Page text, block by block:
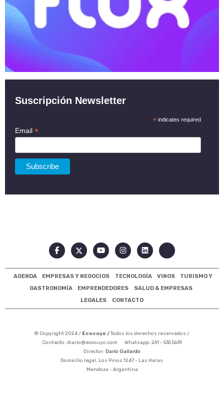
Suscripción Newsletter
* indicates required
Email *
AGENDA EMPRESAS Y NEGOCIOS TECNOLOGÍA VINOS
TURISMO Y
GASTRONOMÍA
EMPRENDEDORES
SALUD & EMPRESAS
LEGALES
CONTACTO
© Copyright 2024 / Ecocuyo /Todos los derechos reservados /
Contacto: diario@ecocuyo.com Whatsapp: 261 - 535 5639
Director: Darío Gallardo
Domicilio legal: Los Pinos 1247 - Las Heras
Mendoza - Argentina